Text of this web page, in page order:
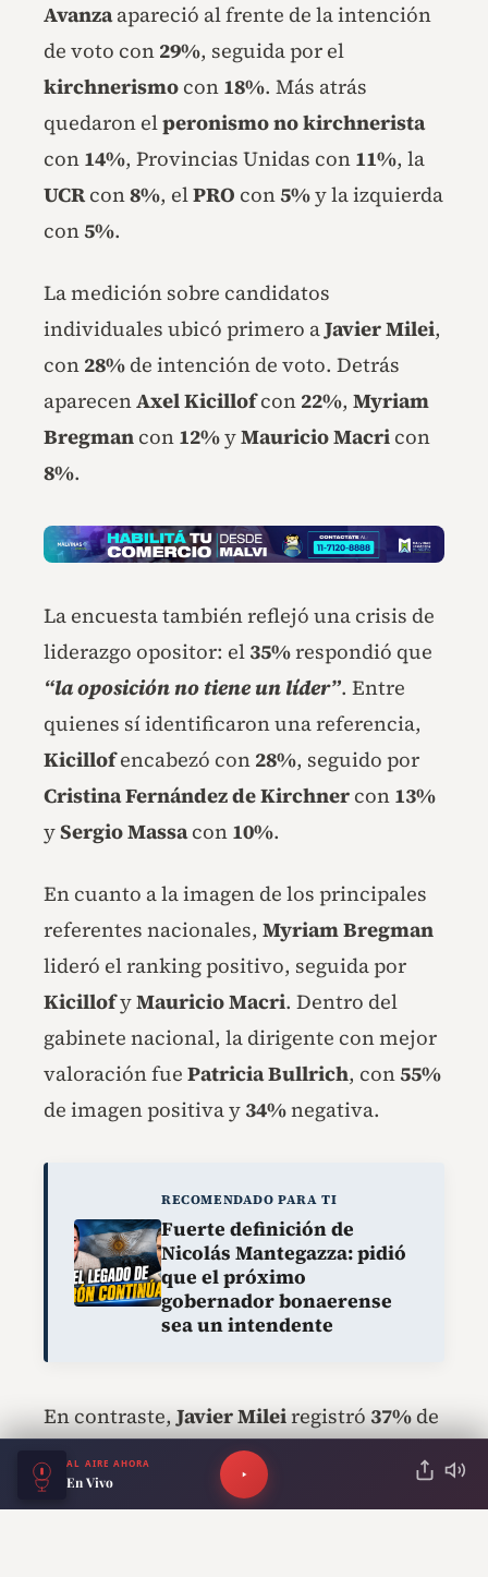
Avanzaapareció al frente de la intención
de voto con 29%, seguida por el
kirchnerismo con 18%. Más atrás
quedaron elperonismo no kirchnerista
con 14%, Provincias Unidas con 11%, la
UCRcon8%, elPRO con5%y la izquierda
con5%.
La medición sobre candidatos
individuales ubicó primero aJavier Milei,
con 28% de intención de voto. Detrás
aparecenAxel Kicillofcon 22%, Myriam
Bregman con 12%yMauricio Macri con
8%.
La encuesta también reflejó una crisis de
liderazgo opositor: el 35%respondió que
“la oposición no tiene un líder”. Entre
quienes sí identificaron una referencia,
Kicillofencabezó con 28%, seguido por
Cristina Fernández de Kirchner con 13%
ySergio Massacon 10%.
En cuanto a la imagen de los principales
referentes nacionales, Myriam Bregman
lideró el ranking positivo, seguida por
KicillofyMauricio Macri. Dentro del
gabinete nacional, la dirigente con mejor
valoración fue Patricia Bullrich, con55%
de imagen positiva y 34%negativa.
RECOMENDADO PARA TI
Fuerte definición de
Nicolás Mantegazza: pidió
que el próximo
gobernador bonaerense
sea un intendente
En contraste,Javier Mileiregistró 37%de
60%negativa, mientras
queVictoria Villarruelobtuvo
AL AIRE AHORA
En Vivo